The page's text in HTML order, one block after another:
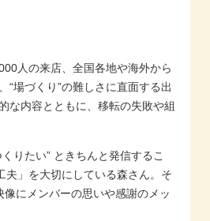
人の来店、全国各地や海外から
場づくり”の難しさに直面する出
な内容とともに、移転の失敗や組
りたい” ときちんと発信するこ
夫」を大切にしている森さん。そ
にメンバーの思いや感謝のメッ